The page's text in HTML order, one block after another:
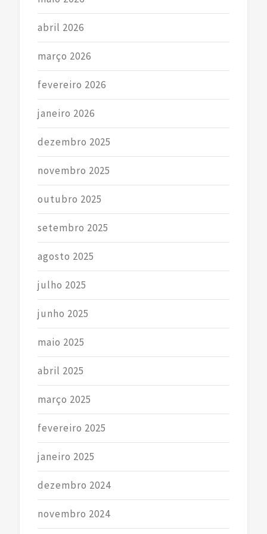
abril 2026
março 2026
fevereiro 2026
janeiro 2026
dezembro 2025
novembro 2025
outubro 2025
setembro 2025
agosto 2025
julho 2025
junho 2025
maio 2025
abril 2025
março 2025
fevereiro 2025
janeiro 2025
dezembro 2024
novembro 2024